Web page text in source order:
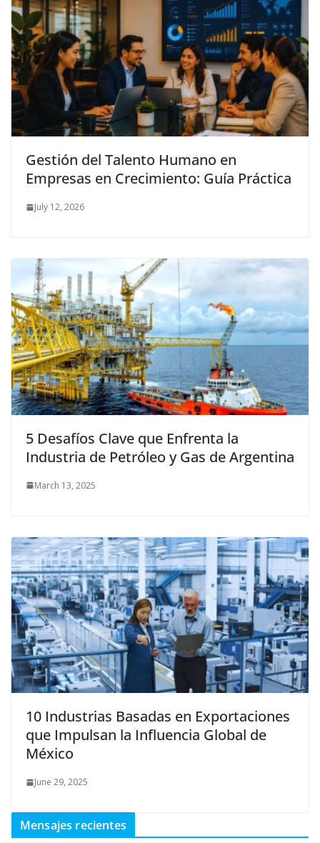
Gestión del Talento Humano en
Empresas en Crecimiento: Guía Práctica
July 12, 2026
5 Desafíos Clave que Enfrenta la
Industria de Petróleo y Gas de Argentina
March 13, 2025
10 Industrias Basadas en Exportaciones
que Impulsan la Influencia Global de
México
June 29, 2025
Mensajes recientes